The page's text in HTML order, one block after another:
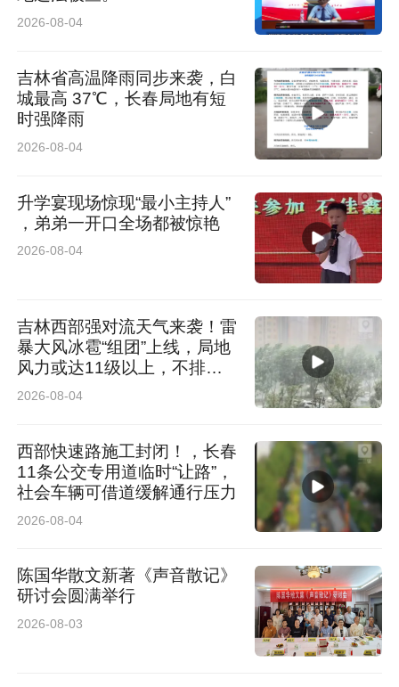
2026-08-04
吉林省高温降雨同步来袭，白
城最高 37℃，长春局地有短
时强降雨
2026-08-04
升学宴现场惊现“最小主持人”
，弟弟一开口全场都被惊艳
2026-08-04
吉林西部强对流天气来袭！雷
暴大风冰雹“组团”上线，局地
风力或达11级以上，不排除
发生龙卷的可能
2026-08-04
西部快速路施工封闭！，长春
11条公交专用道临时“让路”，
社会车辆可借道缓解通行压力
2026-08-04
陈国华散文新著《声音散记》
研讨会圆满举行
2026-08-03